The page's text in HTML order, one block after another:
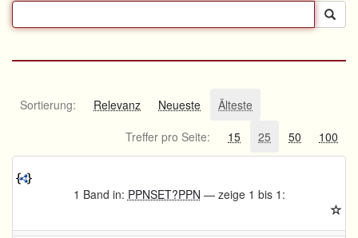
Sortierung: Relevanz Neueste
Älteste
Treffer pro Seite:
15 25 50 100
1 Band in: PPNSET?PPN — zeige 1 bis 1: